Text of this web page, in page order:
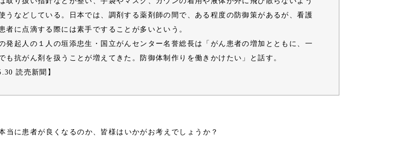
うなどしている。日本では、調剤する薬剤師の間で、ある程度の防御策があるが、看護
者に点滴する際には素手ですることが多いという。
発起人の１人の垣添忠生・国立がんセンター名誉総長は「がん患者の増加とともに、一
も抗がん剤を扱うことが増えてきた。防御体制作りを働きかけたい」と話す。
読売新聞】
当に患者が良くなるのか、皆様はいかがお考えでしょうか？